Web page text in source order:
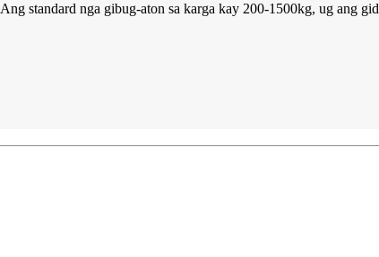
Ang standard nga gibug-aton sa karga kay 200-1500kg, ug ang